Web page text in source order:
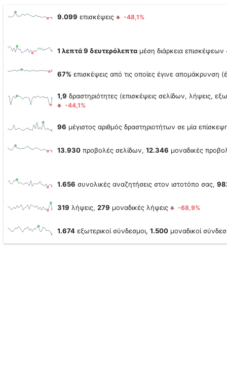
9.099 επισκέψεις -48,1%
1 λεπτά 9 δευτερόλεπτα μέση διάρκεια επισκέψεων
67% επισκέψεις από τις οποίες έγινε
1,9 δραστηριότητες (επισκέψεις σελίδων, λήψεις,
-44,1%
96 μέγιστος αριθμός δραστηριοτήτων σε μία
13.930 προβολές σελίδων, 12.346 μοναδικές
1.656 συνολικές αναζητήσεις στον ιστοτόπο σας,
319 λήψεις, 279 μοναδικές λήψεις -68,9%
1.674 εξωτερικοί σύνδεσμοι, 1.500 μοναδικοί